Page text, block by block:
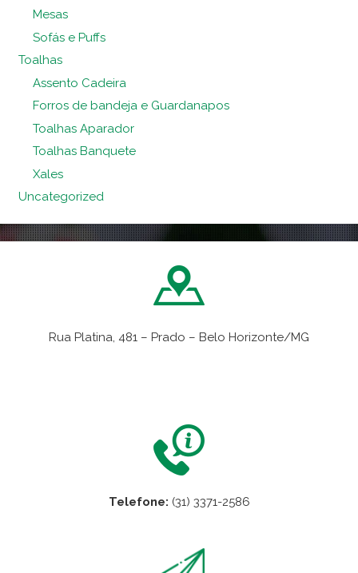
Mesas
Sofás e Puffs
Toalhas
Assento Cadeira
Forros de bandeja e Guardanapos
Toalhas Aparador
Toalhas Banquete
Xales
Uncategorized
Rua Platina, 481 – Prado – Belo Horizonte/MG
Telefone: (31) 3371-2586